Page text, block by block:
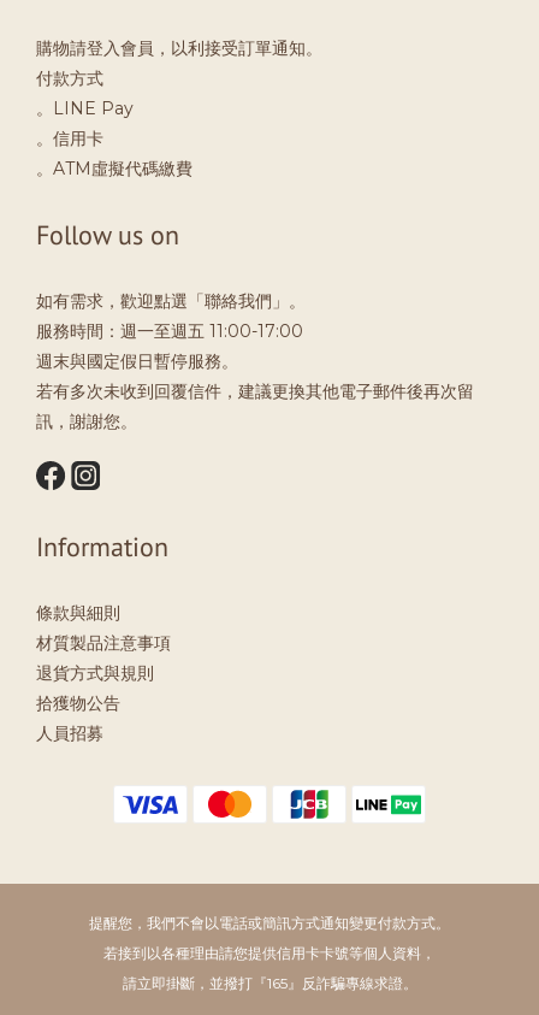
購物請登入會員，以利接受訂單通知。
付款方式
。LINE Pay
。信用卡
。ATM虛擬代碼繳費
Follow us on
如有需求，歡迎點選「聯絡我們」。
服務時間：週一至週五 11:00-17:00
週末與國定假日暫停服務。
若有多次未收到回覆信件，建議更換其他電子郵件後再次留
訊，謝謝您。
Information
條款與細則
材質製品注意事項
退貨方式與規則
拾獲物公告
人員招募
提醒您，我們不會以電話或簡訊方式通知變更付款方式。
若接到以各種理由請您提供信用卡卡號等個人資料，
請立即掛斷，並撥打『165』反詐騙專線求證。